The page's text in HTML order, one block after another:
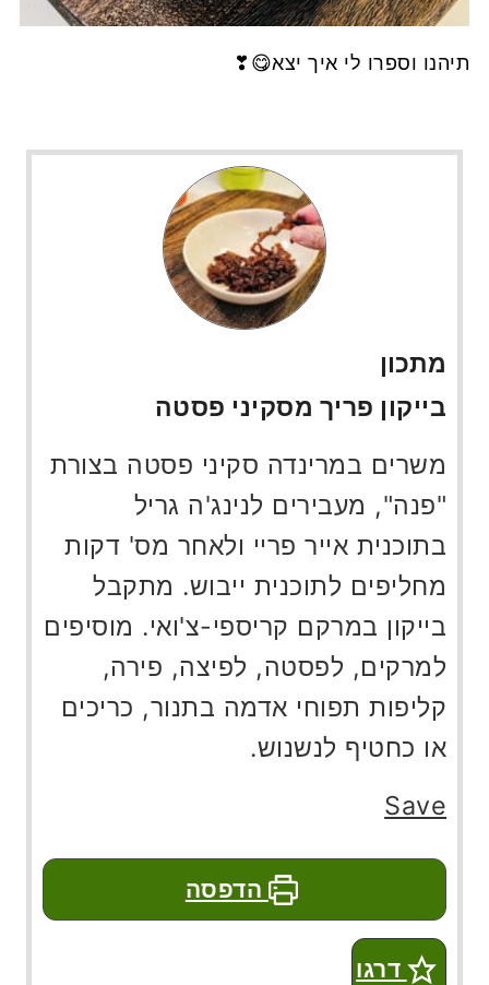
תיהנו וספרו לי איך יצא😋❣
מתכון
בייקון פריך מסקיני פסטה
משרים במרינדה סקיני פסטה בצורת
"פנה", מעבירים לנינג'ה גריל
בתוכנית אייר פריי ולאחר מס' דקות
מחליפים לתוכנית ייבוש. מתקבל
בייקון במרקם קריספי-צ'ואי. מוסיפים
למרקים, לפסטה, לפיצה, פירה,
קליפות תפוחי אדמה בתנור, כריכים
או כחטיף לנשנוש.
Save
הדפסה
דרגו